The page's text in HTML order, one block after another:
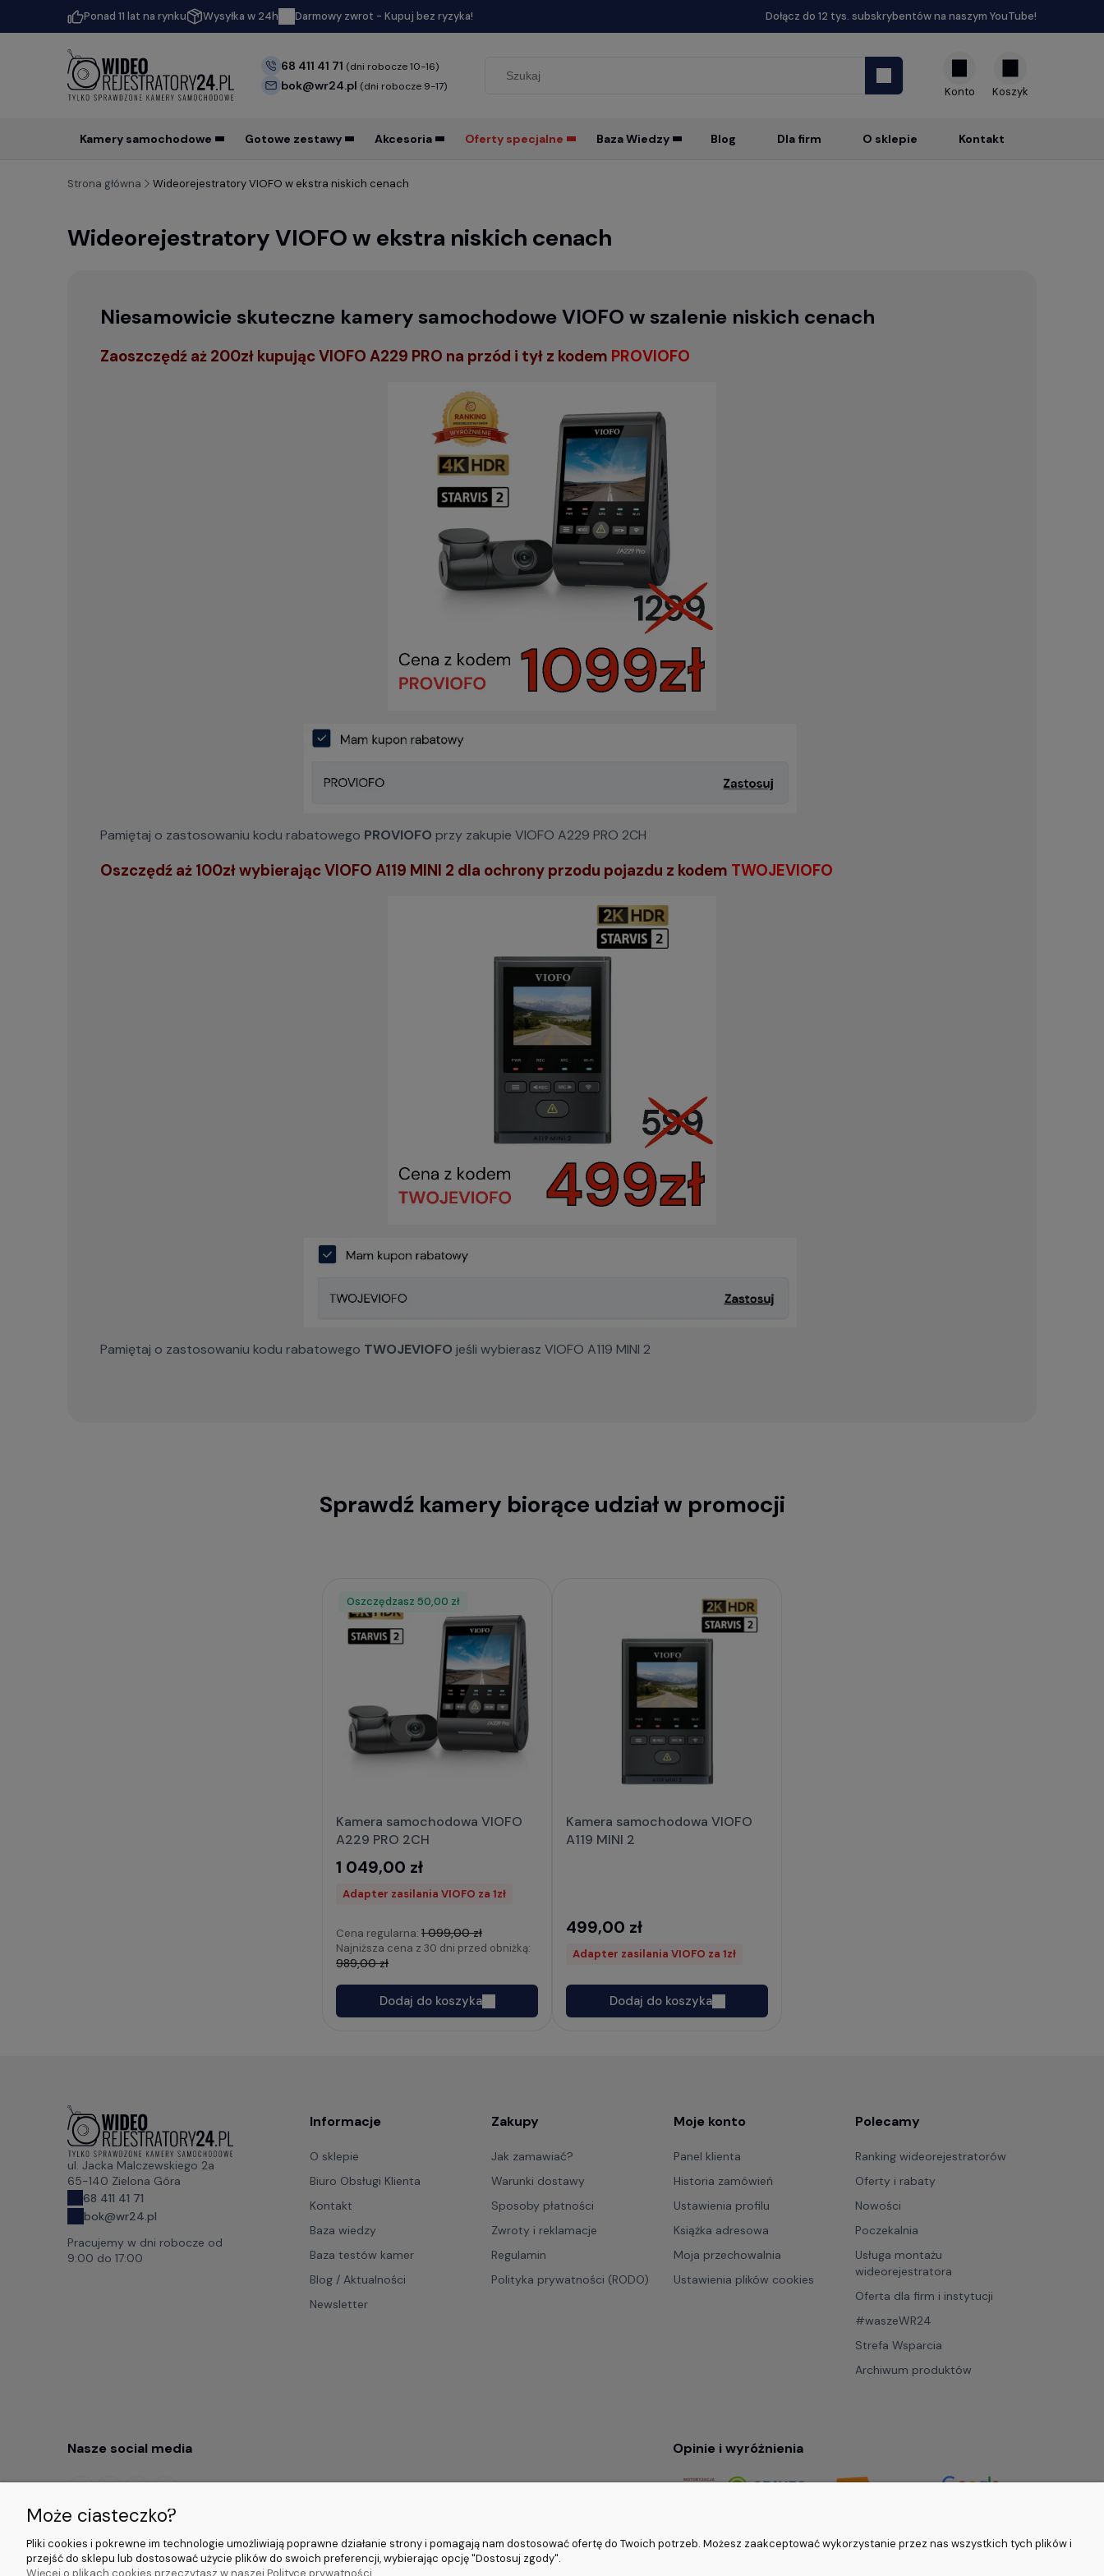
Ponad 11 lat na rynku Wysyłka w 24h Darmowy zwrot - Kupuj bez ryzyka! Dołącz do 12 tys. subskrybentów na naszym YouTube!
68 411 41 71 (dni robocze 10-16)
bok@wr24.pl (dni robocze 9-17) Konto
Kamery samochodowe Gotowe zestawy Akcesoria Oferty specjalne Baza Wiedzy Blog Dla firm O sklepie Kontakt
Strona główna Wideorejestratory VIOFO w ekstra niskich cenach
Wideorejestratory VIOFO w ekstra niskich cenach
Niesamowicie skuteczne kamery samochodowe VIOFO w szalenie niskich cenach
Zaoszczędź aż 200zł kupując VIOFO A229 PRO na przód i tył z kodem PROVIOFO
Pamiętaj o zastosowaniu kodu rabatowego PROVIOFO przy zakupie VIOFO A229 PRO 2CH
Oszczędź aż 100zł wybierając VIOFO A119 MINI 2 dla ochrony przodu pojazdu z kodem TWOJEVIOFO
Pamiętaj o zastosowaniu kodu rabatowego TWOJEVIOFO jeśli wybierasz VIOFO A119 MINI 2
Sprawdź kamery biorące udział w promocji
Kamera samochodowa VIOFO
A229 PRO 2CH
1 049,00 zł
Adapter zasilania VIOFO za 1zł
Oszczędzasz 50,00 zł
Cena regularna: 1 099,00 zł
Najniższa cena z 30 dni przed obniżką:
989,00 zł
Dodaj do koszyka
Rabat
Kamera samochodowa VIOFO
A119 MINI 2
499,00 zł
Adapter zasilania VIOFO za 1zł
Dodaj do koszyka
ul. Jacka Malczewskiego 2a
65-140 Zielona Góra
68 411 41 71
bok@wr24.pl
Pracujemy w dni robocze od
9:00 do 17:00
Informacje
O sklepie
Biuro Obsługi Klienta
Kontakt
Baza wiedzy
Baza testów kamer
Blog / Aktualności
Newsletter
Zakupy
Jak zamawiać?
Warunki dostawy
Sposoby płatności
Zwroty i reklamacje
Regulamin
Polityka prywatności (RODO)
Moje konto
Panel klienta
Historia zamówień
Ustawienia profilu
Książka adresowa
Moja przechowalnia
Ustawienia plików cookies
Polecamy
Ranking wideorejestratorów
Oferty i rabaty
Nowości
Poczekalnia
Usługa montażu
wideorejestratora
Oferta dla firm i instytucji
#waszeWR24
Strefa Wsparcia
Archiwum produktów
Nasze social media Opinie i wyróżnienia
Może ciasteczko?
Pliki cookies i pokrewne im technologie umożliwiają poprawne działanie strony i pomagają nam dostosować ofertę do Twoich potrzeb. Możesz zaakceptować wykorzystanie przez nas wszystkich tych plików i
przejść do sklepu lub dostosować użycie plików do swoich preferencji, wybierając opcję "Dostosuj zgody".
Więcej o plikach cookies przeczytasz w naszej Polityce prywatności.